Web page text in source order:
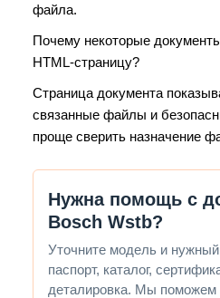
файла.
Почему некоторые
HTML-страницу?
Страница документа
связанные файлы и
проще сверить назначение
Нужна помощь с
Bosch Wstb?
Уточните модель и
паспорт, каталог,
деталировка. Мы